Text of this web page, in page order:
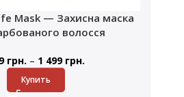
Mask — Захисна маска
волосся
грн. – 1 499 грн.
Купить